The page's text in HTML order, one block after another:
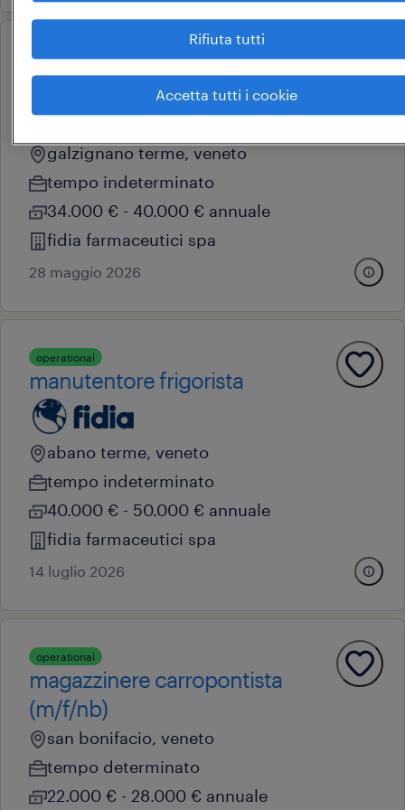
operational
manutentore frigorista
galzignano terme, veneto
tempo indeterminato
34.000 € - 40.000 € annuale
fidia farmaceutici spa
28 maggio 2026
operational
manutentore frigorista
abano terme, veneto
tempo indeterminato
40.000 € - 50.000 € annuale
fidia farmaceutici spa
14 luglio 2026
operational
magazzinere carropontista
(m/f/nb)
san bonifacio, veneto
tempo determinato
22.000 € - 28.000 € annuale
Rifiuta tutti
Accetta tutti i cookie